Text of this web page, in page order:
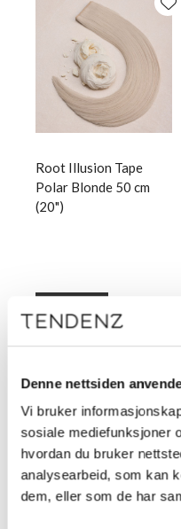
Denne nettsiden
Vi bruker
sosiale mediefunksjoner
hvordan du bruker
analysearbeid, som kan
dem, eller som de har
Root Illusion Tape
Polar Blonde 50 cm
(20")
Logg inn